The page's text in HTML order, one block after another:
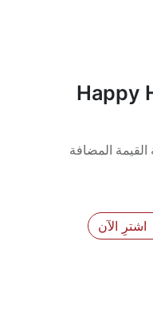
Happy
المضافة
اشترِ الآن